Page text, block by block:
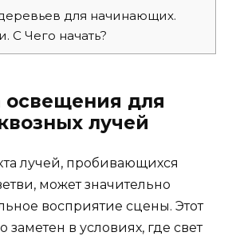
для начинающих.
С Чего начать?
освещения для
лучей
лучей, пробивающихся
может значительно
восприятие сцены. Этот
заметен в условиях, где свет